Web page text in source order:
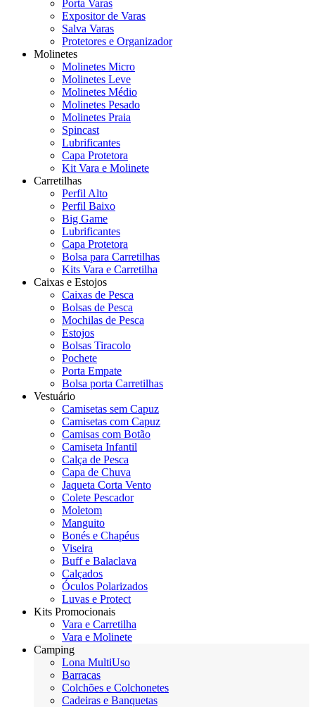
Porta Varas
Expositor de Varas
Salva Varas
Protetores e Organizador
Molinetes
Molinetes Micro
Molinetes Leve
Molinetes Médio
Molinetes Pesado
Molinetes Praia
Spincast
Lubrificantes
Capa Protetora
Kit Vara e Molinete
Carretilhas
Perfil Alto
Perfil Baixo
Big Game
Lubrificantes
Capa Protetora
Bolsa para Carretilhas
Kits Vara e Carretilha
Caixas e Estojos
Caixas de Pesca
Bolsas de Pesca
Mochilas de Pesca
Estojos
Bolsas Tiracolo
Pochete
Porta Empate
Bolsa porta Carretilhas
Vestuário
Camisetas sem Capuz
Camisetas com Capuz
Camisas com Botão
Camiseta Infantil
Calça de Pesca
Capa de Chuva
Jaqueta Corta Vento
Colete Pescador
Moletom
Manguito
Bonés e Chapéus
Viseira
Buff e Balaclava
Calçados
Óculos Polarizados
Luvas e Protect
Kits Promocionais
Vara e Carretilha
Vara e Molinete
Camping
Lona MultiUso
Barracas
Colchões e Colchonetes
Cadeiras e Banquetas